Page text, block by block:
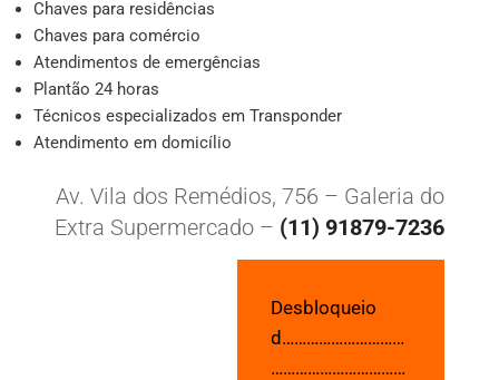
Chaves para residências
Chaves para comércio
Atendimentos de emergências
Plantão 24 horas
Técnicos especializados em Transponder
Atendimento em domicílio
Av. Vila dos Remédios, 756 – Galeria do
Extra Supermercado – (11) 91879-7236
Desbloqueio
d…………………………
……………………………